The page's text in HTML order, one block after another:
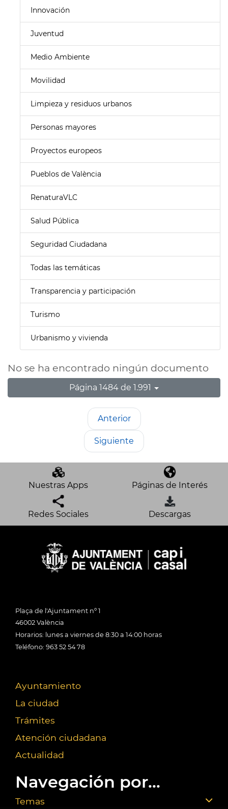
Innovación
Juventud
Medio Ambiente
Movilidad
Limpieza y residuos urbanos
Personas mayores
Proyectos europeos
Pueblos de València
RenaturaVLC
Salud Pública
Seguridad Ciudadana
Todas las temáticas
Transparencia y participación
Turismo
Urbanismo y vivienda
No se ha encontrado ningún documento
Página 1484 de 1.991
Anterior
Siguiente
Nuestras Apps Páginas de Interés
Redes Sociales Descargas
Plaça de l'Ajuntament nº 1
46002 València
Horarios: lunes a viernes de 8:30 a 14:00 horas
Teléfono: 963 52 54 78
Ayuntamiento
La ciudad
Trámites
Atención ciudadana
Actualidad
Navegación por...
Temas